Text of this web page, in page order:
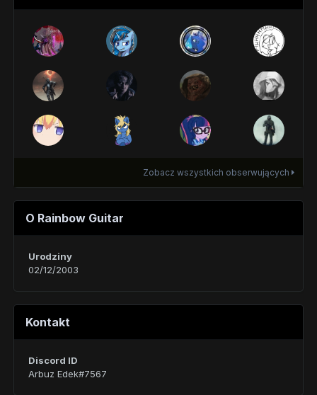
Zobacz wszystkich obserwujących
O Rainbow Guitar
Urodziny
02/12/2003
Kontakt
Discord ID
Arbuz Edek#7567